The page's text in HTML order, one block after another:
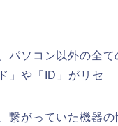
パソコン以外の全て
」や「ID」がリセ
繋がっていた機器の